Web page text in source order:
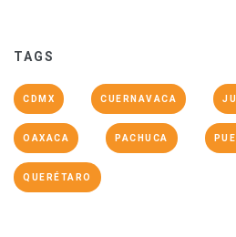
TAGS
CDMX CUERNAVACA
OAXACA PACHUCA
QUERÉTARO